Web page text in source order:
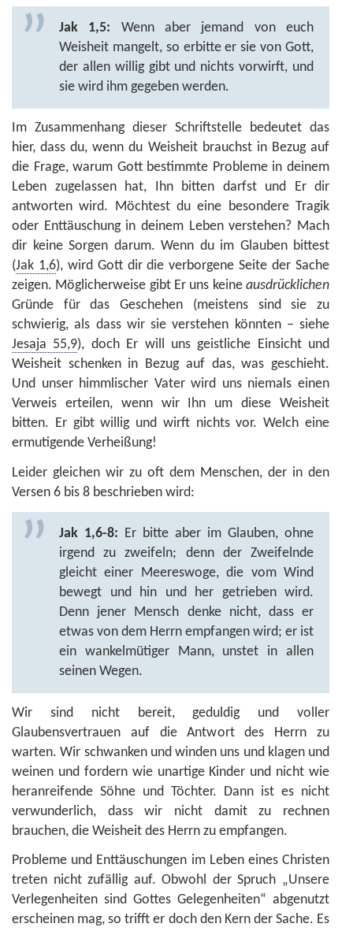
Jak 1,5: Wenn aber jemand von euch
Weisheit mangelt, so erbitte er sie von Gott,
der allen willig gibt und nichts vorwirft, und
sie wird ihm gegeben werden.
Im Zusammenhang dieser Schriftstelle bedeutet das
hier, dass du, wenn du Weisheit brauchst in Bezug auf
die Frage, warum Gott bestimmte Probleme in deinem
Leben zugelassen hat, Ihn bitten darfst und Er dir
antworten wird. Möchtest du eine besondere Tragik
oder Enttäuschung in deinem Leben verstehen? Mach
dir keine Sorgen darum. Wenn du im Glauben bittest
(Jak 1,6), wird Gott dir die verborgene Seite der Sache
zeigen. Möglicherweise gibt Er uns keine ausdrücklichen
Gründe für das Geschehen (meistens sind sie zu
schwierig, als dass wir sie verstehen könnten – siehe
Jesaja 55,9), doch Er will uns geistliche Einsicht und
Weisheit schenken in Bezug auf das, was geschieht.
Und unser himmlischer Vater wird uns niemals einen
Verweis erteilen, wenn wir Ihn um diese Weisheit
bitten. Er gibt willig und wirft nichts vor. Welch eine
ermutigende Verheißung!
Leider gleichen wir zu oft dem Menschen, der in den
Versen 6 bis 8 beschrieben wird:
Jak 1,6-8: Er bitte aber im Glauben, ohne
irgend zu zweifeln; denn der Zweifelnde
gleicht einer Meereswoge, die vom Wind
bewegt und hin und her getrieben wird.
Denn jener Mensch denke nicht, dass er
etwas von dem Herrn empfangen wird; er ist
ein wankelmütiger Mann, unstet in allen
seinen Wegen.
Wir sind nicht bereit, geduldig und voller
Glaubensvertrauen auf die Antwort des Herrn zu
warten. Wir schwanken und winden uns und klagen und
weinen und fordern wie unartige Kinder und nicht wie
heranreifende Söhne und Töchter. Dann ist es nicht
verwunderlich, dass wir nicht damit zu rechnen
brauchen, die Weisheit des Herrn zu empfangen.
Probleme und Enttäuschungen im Leben eines Christen
treten nicht zufällig auf. Obwohl der Spruch „Unsere
Verlegenheiten sind Gottes Gelegenheiten“ abgenutzt
erscheinen mag, so trifft er doch den Kern der Sache. Es